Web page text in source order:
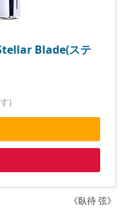
Blade(ステ
)
《臥待 弦》